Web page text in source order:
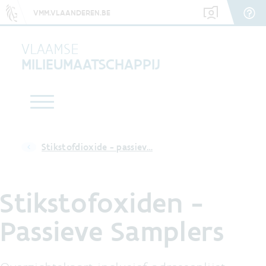
VMM.VLAANDEREN.BE
VLAAMSE
MILIEUMAATSCHAPPIJ
Stikstofdioxide - passiev…
Stikstofoxiden -
Passieve Samplers